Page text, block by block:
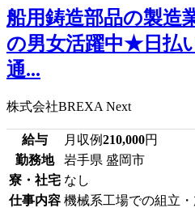
船用鋳造部品の製造
の男女活躍中★日払
通...
株式会社BREXA Next
給与 月収例210,000円
勤務地
岩手県 盛岡市
寮・社宅 なし
仕事内容 機械系工場での組立